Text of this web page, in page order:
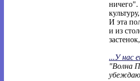
ничего".
И эта
и из
...У нас
"Волна